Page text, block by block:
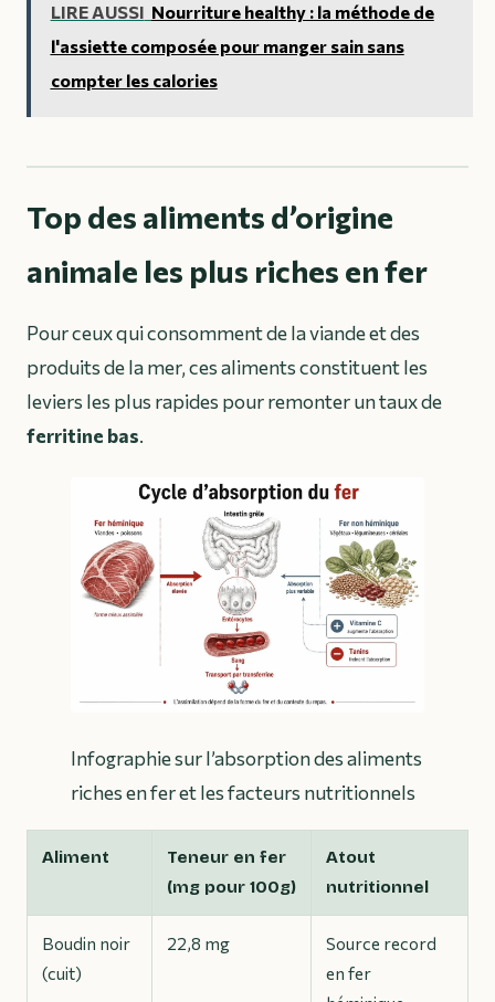
LIRE AUSSI Nourriture healthy : la méthode de
l'assiette composée pour manger sain sans
compter les calories
Top des aliments d’origine
animale les plus riches en fer
Pour ceux qui consomment de la viande et des
produits de la mer, ces aliments constituent les
leviers les plus rapides pour remonter un taux de
ferritine bas.
Infographie sur l’absorption des aliments
riches en fer et les facteurs nutritionnels
Aliment
Teneur en fer
(mg pour 100g)
Atout
nutritionnel
Boudin noir
(cuit)
22,8 mg
Source record
en fer